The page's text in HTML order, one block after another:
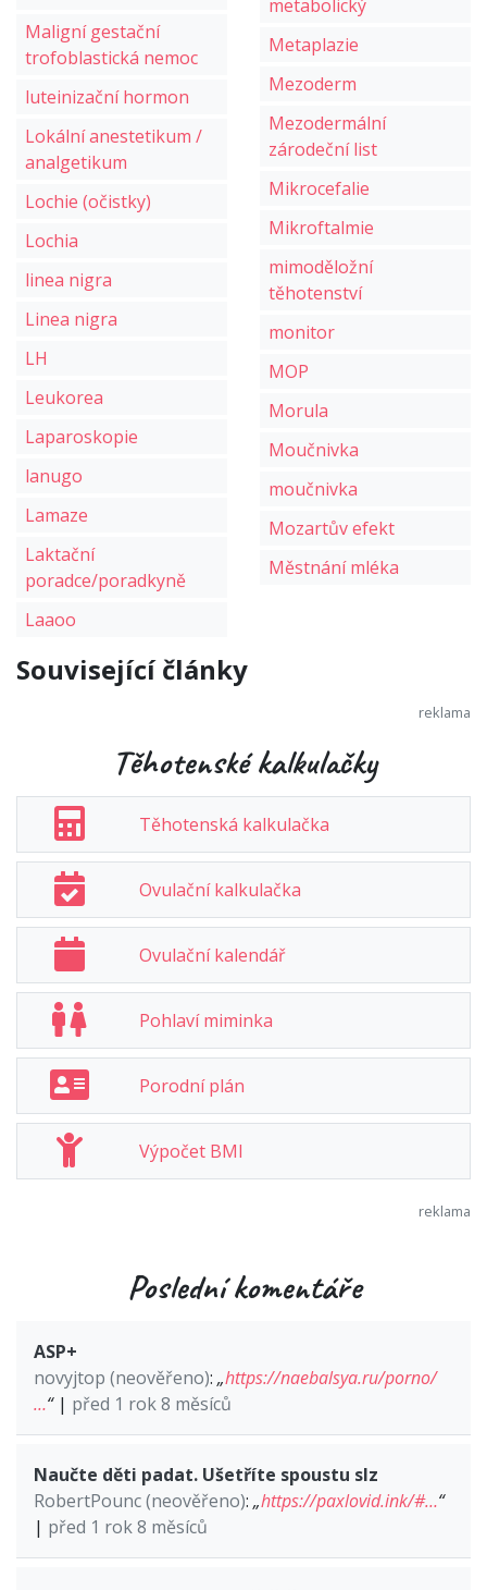
Maligní gestační
trofoblastická nemoc
luteinizační hormon
Lokální anestetikum /
analgetikum
Lochie (očistky)
Lochia
linea nigra
Linea nigra
LH
Leukorea
Laparoskopie
lanugo
Lamaze
Laktační
poradce/poradkyně
Laaoo
metabolický
Metaplazie
Mezoderm
Mezodermální
zárodeční list
Mikrocefalie
Mikroftalmie
mimoděložní
těhotenství
monitor
MOP
Morula
Moučnivka
moučnivka
Mozartův efekt
Městnání mléka
Související články
Těhotenské kalkulačky
Těhotenská kalkulačka
Ovulační kalkulačka
Ovulační kalendář
Pohlaví miminka
Porodní plán
Výpočet BMI
Poslední komentáře
ASP+
novyjtop (neověřeno): „https://naebalsya.ru/porno/
…“| před 1 rok 8 měsíců
Naučte děti padat. Ušetříte spoustu slz
RobertPounc (neověřeno): „https://paxlovid.ink/#…“
| před 1 rok 8 měsíců